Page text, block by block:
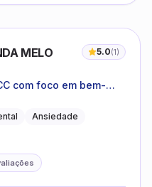
MELO 5.0(1)
com foco em bem-
Ansiedade